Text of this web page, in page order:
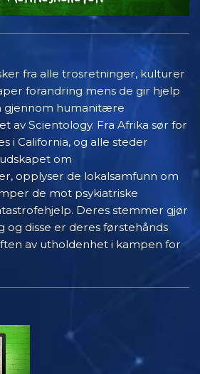
fra alle trosretninger, kulturer
forandring mens de gir hjelp
gjennom humanitære
av Scientology. Fra Afrika sør for
i California, og alle steder
om
opplyser de lokalsamfunn om
de mot psykiatriske
Deres stemmer gjør
og disse er deres førstehånds
av utholdenhet i kampen for